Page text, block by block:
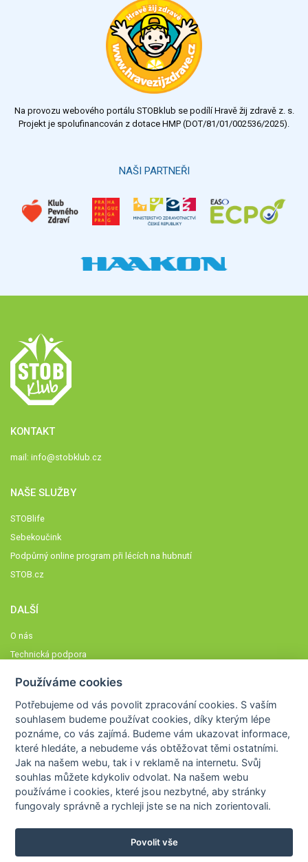
Na provozu webového portálu STOBklub se podílí Hravě žij zdravě z. s.
Projekt je spolufinancován z dotace HMP (DOT/81/01/002536/2025).
NAŠI PARTNEŘI
KONTAKT
mail: info@stobklub.cz
NAŠE SLUŽBY
STOBlife
Sebekoučink
Podpůrný online program při lécích na hubnutí
STOB.cz
DALŠÍ
O nás
Technická podpora
Členové STOBklubu
Zásady nakládání s osobními údaji
Otestujte se
Spočítejte si
Výzva 52
Používáme cookies
Potřebujeme od vás povolit zpracování cookies. S vaším
souhlasem budeme používat cookies, díky kterým lépe
poznáme,co vás zajímá. Budeme vám ukazovat informace,
které hledáte, a nebudeme vás obtěžovat těmi ostatními.
Jak na našem webu, tak i v reklamě na internetu. Svůj
souhlas můžete kdykoliv odvolat. Na našem webu
používáme i cookies, které jsou nezbytné, aby stránky
fungovaly správně a rychleji jste se na nich zorientovali.
Povolit vše